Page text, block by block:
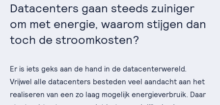
Datacenters gaan steeds zuiniger
om met energie, waarom stijgen dan
toch de stroomkosten?
Er is iets geks aan de hand in de datacenterwereld.
Vrijwel alle datacenters besteden veel aandacht aan het
realiseren van een zo laag mogelijk energieverbruik. Daar